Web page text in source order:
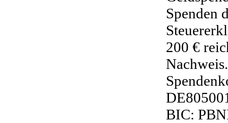
Spenden
200 €
Nachweis.
BIC: